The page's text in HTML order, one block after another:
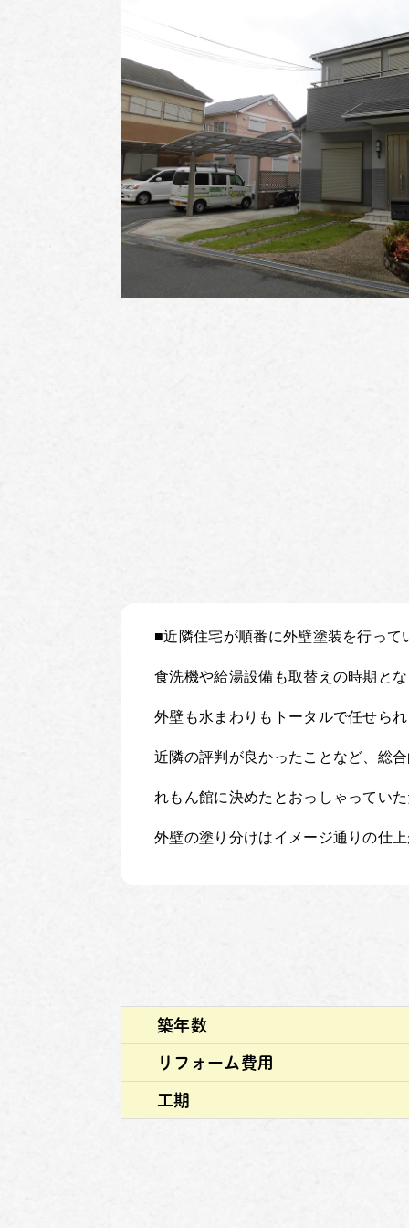
■近隣住宅が順番に外壁塗装を行っ
食洗機や給湯設備も取替えの時期と
外壁も水まわりもトータルで任せら
近隣の評判が良かったことなど、総
れもん館に決めたとおっしゃってい
外壁の塗り分けはイメージ通りの仕
築年数
リフォーム費用
工期